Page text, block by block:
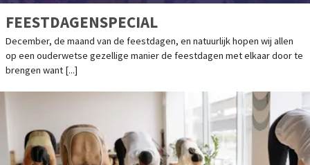
FEESTDAGENSPECIAL
December, de maand van de feestdagen, en natuurlijk hopen wij allen
op een ouderwetse gezellige manier de feestdagen met elkaar door te
brengen want [...]